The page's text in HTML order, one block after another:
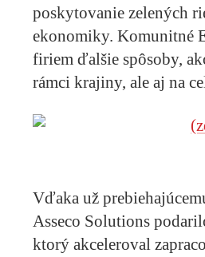
poskytovanie zelených
ekonomiky. Komunitné
firiem ďalšie spôsoby,
rámci krajiny, ale aj na
Vďaka už
Asseco Solutions
ktorý akceleroval